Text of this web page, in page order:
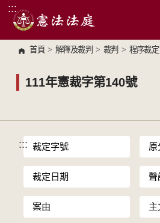
跳到主要內容區塊
:::
首頁 > 解釋及裁判 > 裁判 > 程序裁定
111年憲裁字第140號
::: 裁定字號 原
裁定日期 聲
案由 主